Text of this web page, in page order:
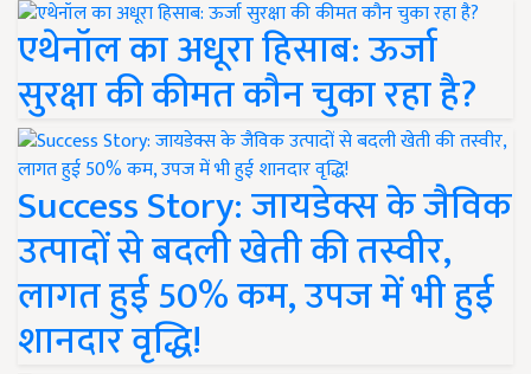
एथेनॉल का अधूरा हिसाब: ऊर्जा
सुरक्षा की कीमत कौन चुका रहा है?
Success Story: जायडेक्स के जैविक
उत्पादों से बदली खेती की तस्वीर,
लागत हुई 50% कम, उपज में भी हुई
शानदार वृद्धि!